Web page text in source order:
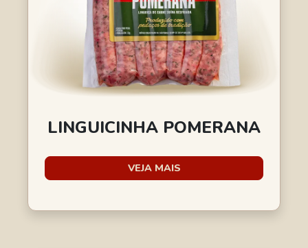
LINGUICINHA POMERANA
VEJA MAIS